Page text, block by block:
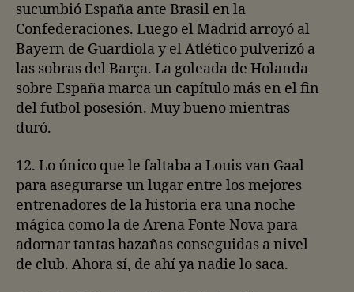
sucumbió España ante Brasil en la
Confederaciones. Luego el Madrid arroyó al
Bayern de Guardiola y el Atlético pulverizó a
las sobras del Barça. La goleada de Holanda
sobre España marca un capítulo más en el fin
del futbol posesión. Muy bueno mientras
duró.
12. Lo único que le faltaba a Louis van Gaal
para asegurarse un lugar entre los mejores
entrenadores de la historia era una noche
mágica como la de Arena Fonte Nova para
adornar tantas hazañas conseguidas a nivel
de club. Ahora sí, de ahí ya nadie lo saca.